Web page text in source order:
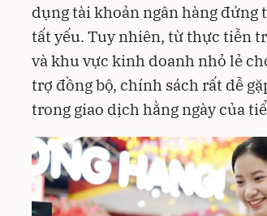
dụng tài khoản ngân hàng
tất yếu. Tuy nhiên, từ thực tiễn
và khu vực kinh doanh nhỏ lẻ
trợ đồng bộ, chính sách rất dễ
trong giao dịch hằng ngày của